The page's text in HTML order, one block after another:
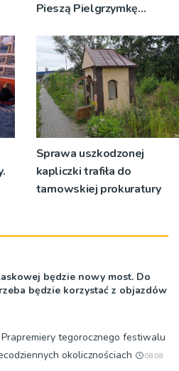
Pieszą Pielgrzymkę
Sprawa uszkodzonej
kapliczki trafiła do
tarnowskiej prokuratury
będzie nowy most. Do
będzie korzystać z objazdów
tegorocznego festiwalu
okolicznościach
08:08